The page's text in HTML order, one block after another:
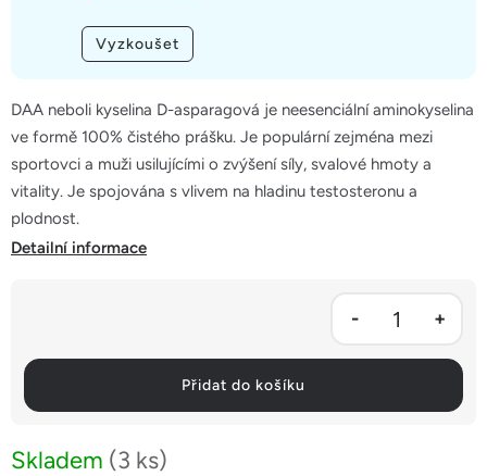
Skladem (3 ks)
Přidat do košíku
DAA neboli kyselina D-asparagová je neesenciální aminokyselina
ve formě 100% čistého prášku. Je populární zejména mezi
sportovci a muži usilujícími o zvýšení síly, svalové hmoty a
vitality. Je spojována s vlivem na hladinu testosteronu a
plodnost.
Vyzkoušet
Detailní informace